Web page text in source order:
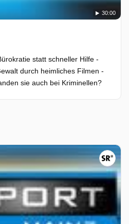
30:00
statt schneller Hilfe -
durch heimliches Filmen -
sie auch bei Kriminellen?